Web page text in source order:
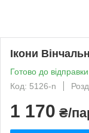
Ікони
Готово до відправки
Код: 5126-n
1 170 ₴/